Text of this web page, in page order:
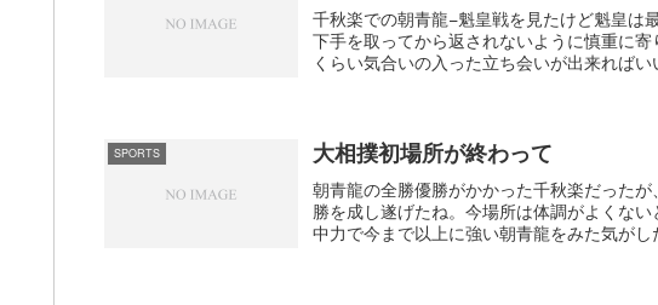
千秋楽での朝青龍−魁皇戦を見たけど魁皇は
下手を取ってから返されないように慎重に
くらい気合いの入った立ち会いが出来れば
SPORTS 大相撲初場所が終わって
朝青龍の全勝優勝がかかった千秋楽だった
勝を成し遂げたね。今場所は体調がよくな
中力で今まで以上に強い朝青龍をみた気が